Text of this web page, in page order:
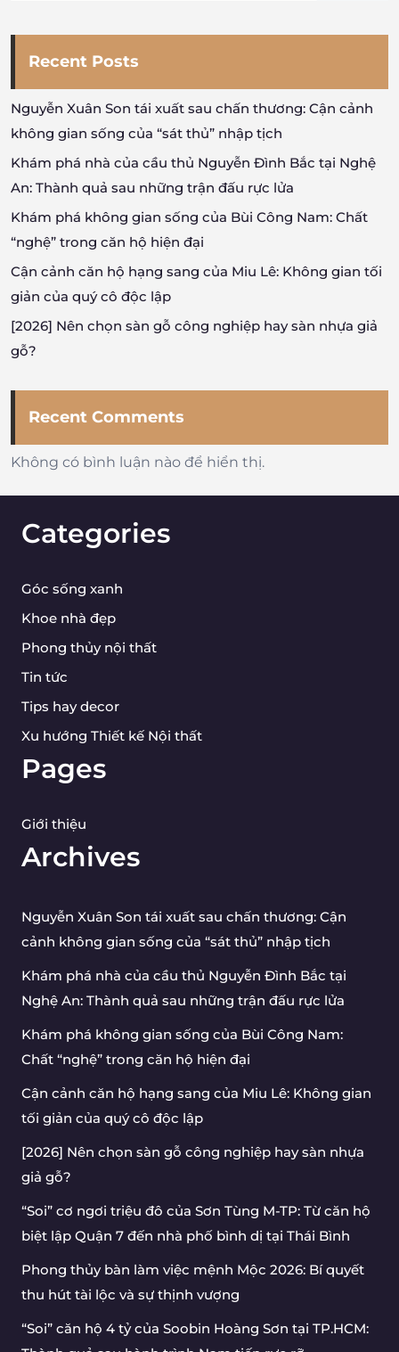
Recent Posts
Nguyễn Xuân Son tái xuất sau chấn thương: Cận cảnh
không gian sống của “sát thủ” nhập tịch
Khám phá nhà của cầu thủ Nguyễn Đình Bắc tại Nghệ
An: Thành quả sau những trận đấu rực lửa
Khám phá không gian sống của Bùi Công Nam: Chất
“nghệ” trong căn hộ hiện đại
Cận cảnh căn hộ hạng sang của Miu Lê: Không gian tối
giản của quý cô độc lập
[2026] Nên chọn sàn gỗ công nghiệp hay sàn nhựa giả
gỗ?
Recent Comments
Không có bình luận nào để hiển thị.
Categories
Góc sống xanh
Khoe nhà đẹp
Phong thủy nội thất
Tin tức
Tips hay decor
Xu hướng Thiết kế Nội thất
Pages
Giới thiệu
Archives
Nguyễn Xuân Son tái xuất sau chấn thương: Cận
cảnh không gian sống của “sát thủ” nhập tịch
Khám phá nhà của cầu thủ Nguyễn Đình Bắc tại
Nghệ An: Thành quả sau những trận đấu rực lửa
Khám phá không gian sống của Bùi Công Nam:
Chất “nghệ” trong căn hộ hiện đại
Cận cảnh căn hộ hạng sang của Miu Lê: Không gian
tối giản của quý cô độc lập
[2026] Nên chọn sàn gỗ công nghiệp hay sàn nhựa
giả gỗ?
“Soi” cơ ngơi triệu đô của Sơn Tùng M-TP: Từ căn hộ
biệt lập Quận 7 đến nhà phố bình dị tại Thái Bình
Phong thủy bàn làm việc mệnh Mộc 2026: Bí quyết
thu hút tài lộc và sự thịnh vượng
“Soi” căn hộ 4 tỷ của Soobin Hoàng Sơn tại TP.HCM: